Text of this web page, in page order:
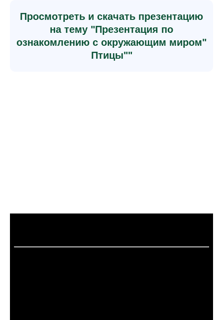
Просмотреть и скачать презентацию
на тему "Презентация по
ознакомлению с окружающим миром"
Птицы""